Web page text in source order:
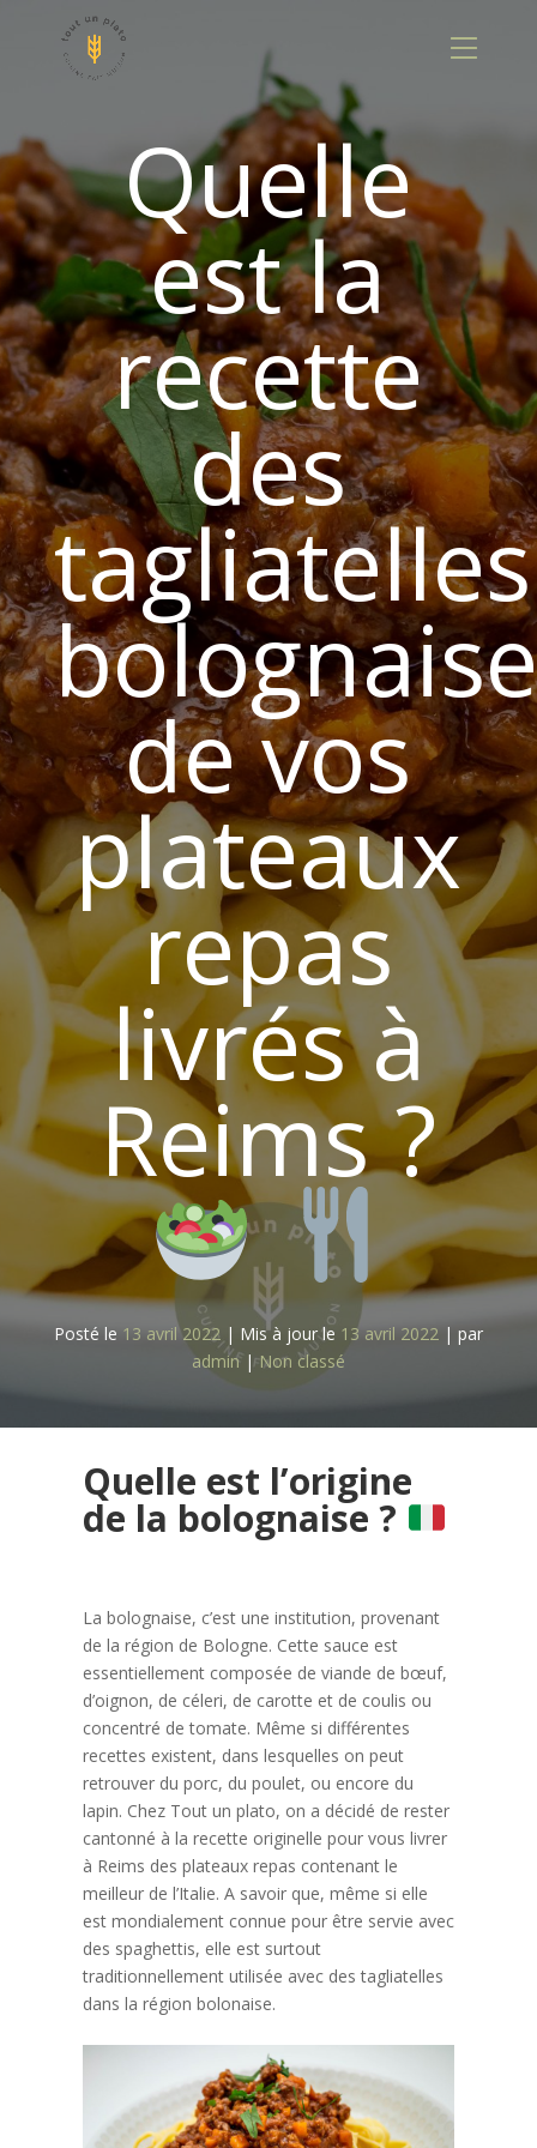
Quelle
est la
recette
des
tagliatelles
bolognaise
de vos
plateaux
repas
livrés à
Reims ?
Posté le 13 avril 2022| Mis à jour le 13 avril 2022| par
admin|Non classé
Quelle est l’origine
de la bolognaise ?
La bolognaise, c’est une institution, provenant
de la région de Bologne. Cette sauce est
essentiellement composée de viande de bœuf,
d’oignon, de céleri, de carotte et de coulis ou
concentré de tomate. Même si différentes
recettes existent, dans lesquelles on peut
retrouver du porc, du poulet, ou encore du
lapin. Chez Tout un plato, on a décidé de rester
cantonné à la recette originelle pour vous livrer
à Reims des plateaux repas contenant le
meilleur de l’Italie. A savoir que, même si elle
est mondialement connue pour être servie avec
des spaghettis, elle est surtout
traditionnellement utilisée avec des tagliatelles
dans la région bolonaise.
Panneau de gestion des cookies